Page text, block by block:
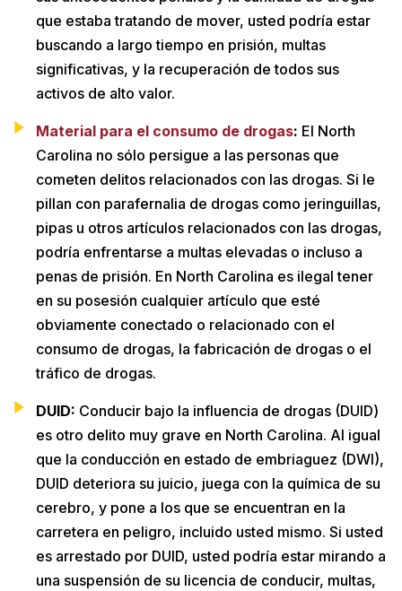
que estaba tratando de mover, usted podría estar
buscando a largo tiempo en prisión, multas
significativas, y la recuperación de todos sus
activos de alto valor.
Material para el consumo de drogas: El North
Carolina no sólo persigue a las personas que
cometen delitos relacionados con las drogas. Si le
pillan con parafernalia de drogas como jeringuillas,
pipas u otros artículos relacionados con las drogas,
podría enfrentarse a multas elevadas o incluso a
penas de prisión. En North Carolina es ilegal tener
en su posesión cualquier artículo que esté
obviamente conectado o relacionado con el
consumo de drogas, la fabricación de drogas o el
tráfico de drogas.
DUID: Conducir bajo la influencia de drogas (DUID)
es otro delito muy grave en North Carolina. Al igual
que la conducción en estado de embriaguez (DWI),
DUID deteriora su juicio, juega con la química de su
cerebro, y pone a los que se encuentran en la
carretera en peligro, incluido usted mismo. Si usted
es arrestado por DUID, usted podría estar mirando a
una suspensión de su licencia de conducir, multas,